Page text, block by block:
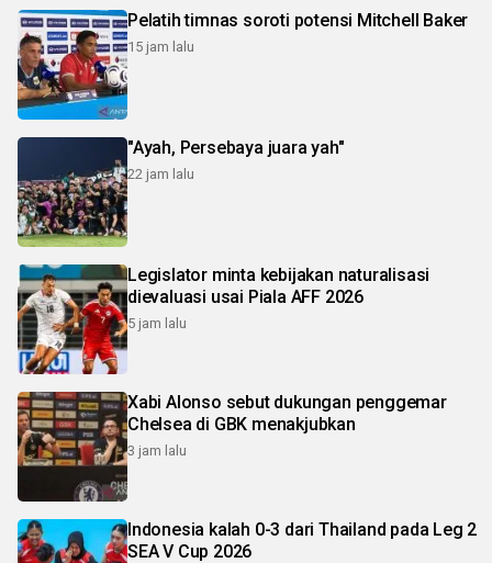
Pelatih timnas soroti potensi Mitchell Baker
15 jam lalu
"Ayah, Persebaya juara yah"
22 jam lalu
Legislator minta kebijakan naturalisasi
dievaluasi usai Piala AFF 2026
5 jam lalu
Xabi Alonso sebut dukungan penggemar
Chelsea di GBK menakjubkan
3 jam lalu
Indonesia kalah 0-3 dari Thailand pada Leg 2
SEA V Cup 2026